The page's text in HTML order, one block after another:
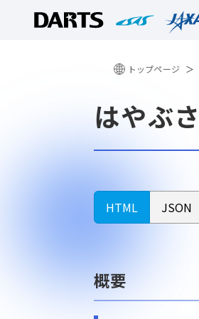
トップページ
はやぶ
HTML JSON
概要